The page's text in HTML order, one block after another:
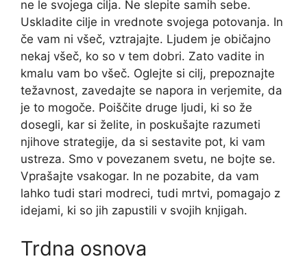
ne le svojega cilja. Ne slepite samih sebe.
Uskladite cilje in vrednote svojega potovanja. In
če vam ni všeč, vztrajajte. Ljudem je običajno
nekaj všeč, ko so v tem dobri. Zato vadite in
kmalu vam bo všeč. Oglejte si cilj, prepoznajte
težavnost, zavedajte se napora in verjemite, da
je to mogoče. Poiščite druge ljudi, ki so že
dosegli, kar si želite, in poskušajte razumeti
njihove strategije, da si sestavite pot, ki vam
ustreza. Smo v povezanem svetu, ne bojte se.
Vprašajte vsakogar. In ne pozabite, da vam
lahko tudi stari modreci, tudi mrtvi, pomagajo z
idejami, ki so jih zapustili v svojih knjigah.
Trdna osnova